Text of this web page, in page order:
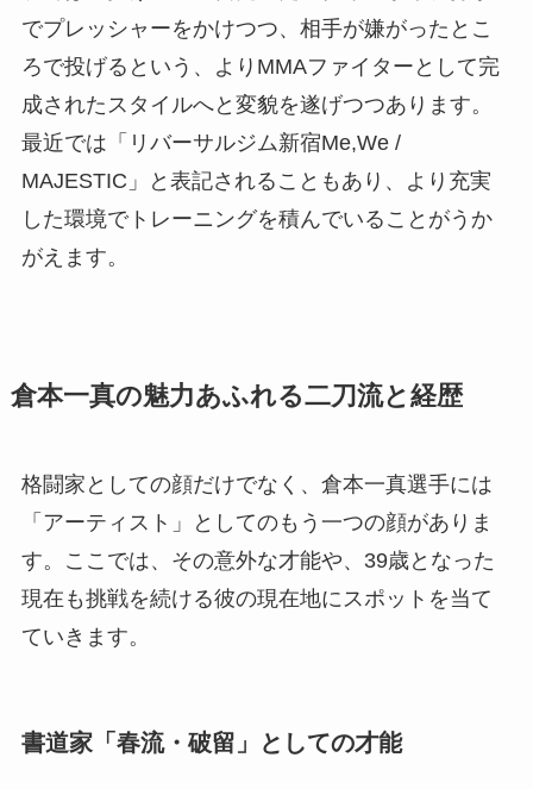
でプレッシャーをかけつつ、相手が嫌がったとこ
ろで投げるという、よりMMAファイターとして完
成されたスタイルへと変貌を遂げつつあります。
最近では「リバーサルジム新宿Me,We /
MAJESTIC」と表記されることもあり、より充実
した環境でトレーニングを積んでいることがうか
がえます。
倉本一真の魅力あふれる二刀流と経歴
格闘家としての顔だけでなく、倉本一真選手には
「アーティスト」としてのもう一つの顔がありま
す。ここでは、その意外な才能や、39歳となった
現在も挑戦を続ける彼の現在地にスポットを当て
ていきます。
書道家「春流・破留」としての才能